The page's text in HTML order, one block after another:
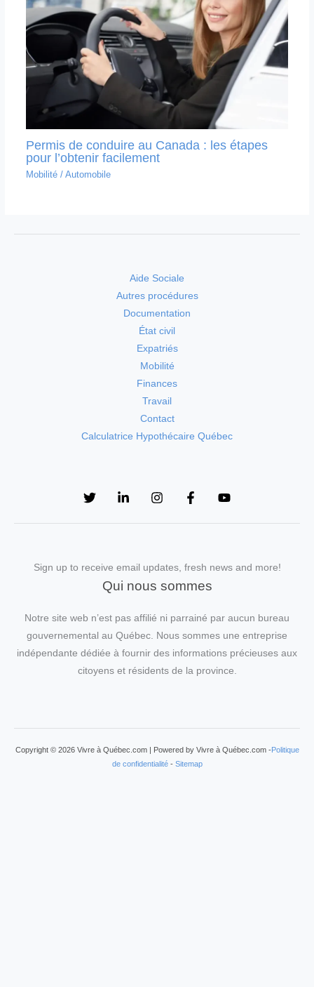
Permis de conduire au Canada : les étapes
pour l’obtenir facilement
Mobilité/ Automobile
Aide Sociale
Autres procédures
Documentation
État civil
Expatriés
Mobilité
Finances
Travail
Contact
Calculatrice Hypothécaire Québec
Sign up to receive email updates, fresh news and more!
Qui nous sommes
Notre site web n’est pas affilié ni parrainé par aucun bureau
gouvernemental au Québec. Nous sommes une entreprise
indépendante dédiée à fournir des informations précieuses aux
citoyens et résidents de la province.
Copyright © 2026 Vivre à Québec.com | Powered by Vivre à Québec.com -Politique
de confidentialité- Sitemap